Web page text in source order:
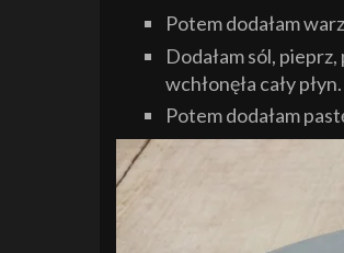
Potem dodałam
Dodałam sól,
wchłonęła cały płyn.
Potem dodałam